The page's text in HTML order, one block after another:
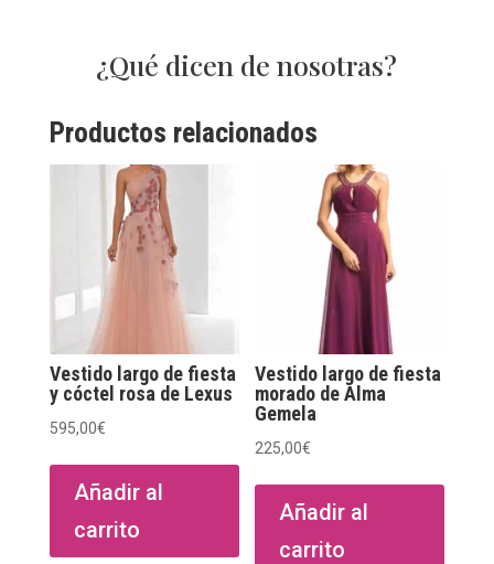
¿Qué dicen de nosotras?
Productos relacionados
Vestido largo de fiesta
y cóctel rosa de Lexus
595,00€
Añadir al
carrito
Vestido largo de fiesta
morado de Alma
Gemela
225,00€
Añadir al
carrito